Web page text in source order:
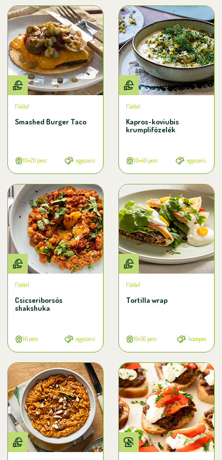
Főétel
Smashed Burger Taco
10+20 perc egyszerű
Főétel
Kapros-koviubis
krumplifőzelék
10+40 perc egyszerű
Főétel
Csicseriborsós
shakshuka
10 perc egyszerű
Főétel
Tortilla wrap
15+30 perc közepes